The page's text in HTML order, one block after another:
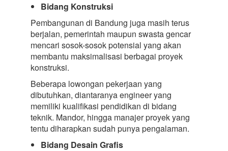
Bidang Konstruksi
Pembangunan di Bandung juga masih terus
berjalan, pemerintah maupun swasta gencar
mencari sosok-sosok potensial yang akan
membantu maksimalisasi berbagai proyek
konstruksi.
Beberapa lowongan pekerjaan yang
dibutuhkan, diantaranya engineer yang
memiliki kualifikasi pendidikan di bidang
teknik. Mandor, hingga manajer proyek yang
tentu diharapkan sudah punya pengalaman.
Bidang Desain Grafis